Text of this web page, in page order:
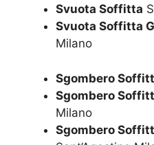
Svuota Soffitta
Svuota Soffitta
Milano
Sgombero
Sgombero
Milano
Sgombero